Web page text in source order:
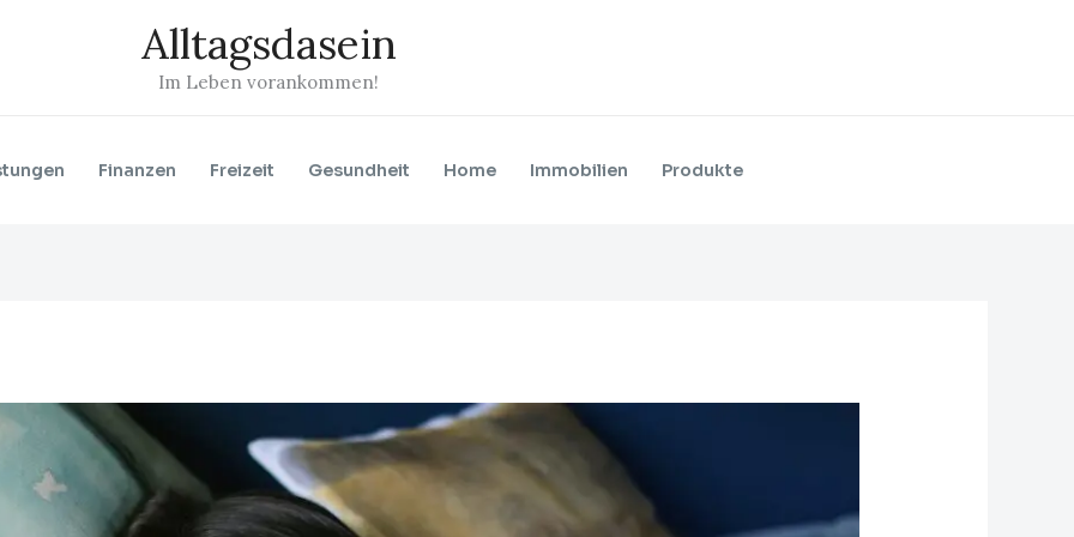
Alltagsdasein
Im Leben vorankommen!
Finanzen Freizeit Gesundheit Home Immobilien Produkte